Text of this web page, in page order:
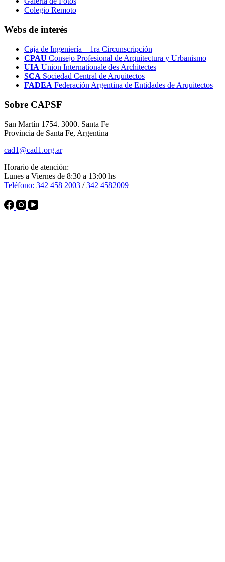
Colegio Remoto
Webs de interés
Caja de Ingeniería – 1ra Circunscripción
CPAU Consejo Profesional de Arquitectura y Urbanismo
UIA Union Internationale des Architectes
SCA Sociedad Central de Arquitectos
FADEA Federación Argentina de Entidades de Arquitectos
Sobre CAPSF
San Martín 1754. 3000. Santa Fe
Provincia de Santa Fe, Argentina
cad1@cad1.org.ar
Horario de atención:
Lunes a Viernes de 8:30 a 13:00 hs
Teléfono: 342 458 2003 /342 4582009